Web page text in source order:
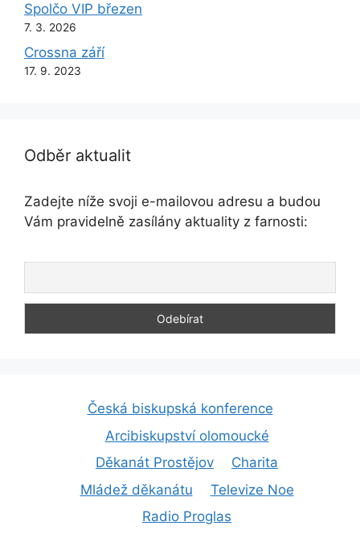
Spolčo VIP březen
7. 3. 2026
Crossna září
17. 9. 2023
Odběr aktualit
Zadejte níže svoji e-mailovou adresu a budou
Vám pravidelně zasílány aktuality z farnosti:
Česká biskupská konference
Arcibiskupství olomoucké
Děkanát Prostějov
Charita
Mládež děkanátu
Televize Noe
Radio Proglas